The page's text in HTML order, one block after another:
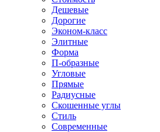
Дешевые
Дорогие
Эконом-класс
Элитные
Форма
П-образные
Угловые
Прямые
Радиусные
Скошенные углы
Стиль
Современные